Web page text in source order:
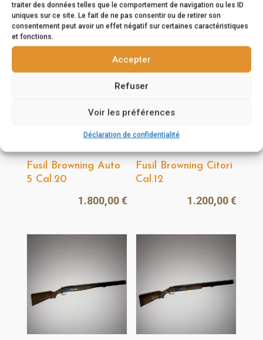
traiter des données telles que le comportement de navigation ou les ID
uniques sur ce site. Le fait de ne pas consentir ou de retirer son
consentement peut avoir un effet négatif sur certaines caractéristiques
et fonctions.
Accepter
Refuser
Voir les préférences
Déclaration de confidentialité
3.000,00
Fusil Browning Auto
5 Cal.20
1.800,00€
Fusil Browning Citori
Cal.12
1.200,00€